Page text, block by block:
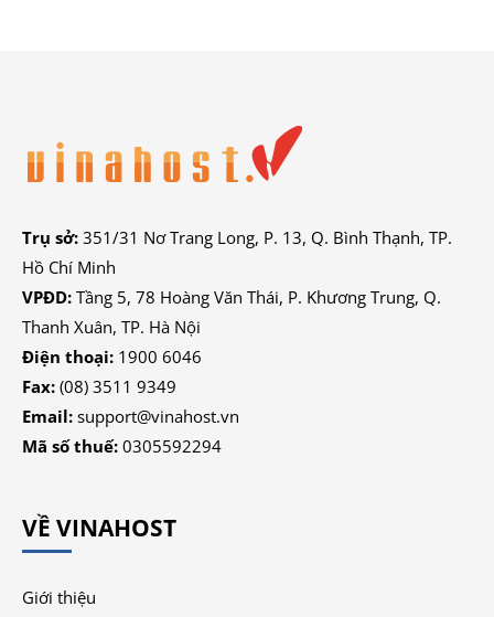
Trụ sở: 351/31 Nơ Trang Long, P. 13, Q. Bình Thạnh, TP.
Hồ Chí Minh
VPĐD: Tầng 5, 78 Hoàng Văn Thái, P. Khương Trung, Q.
Thanh Xuân, TP. Hà Nội
Điện thoại: 1900 6046
Fax: (08) 3511 9349
Email: support@vinahost.vn
Mã số thuế: 0305592294
VỀ VINAHOST
Giới thiệu